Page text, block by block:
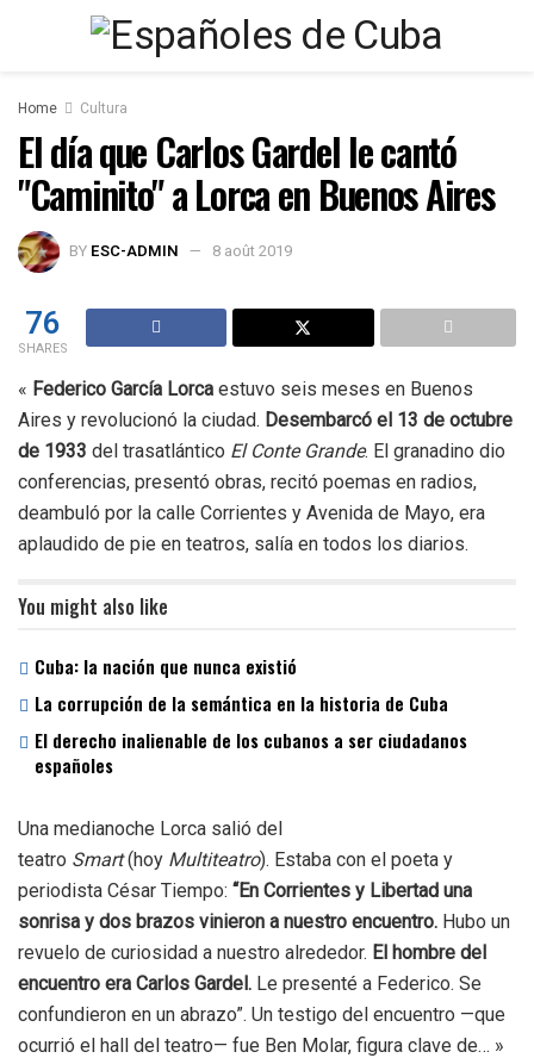
Home Cultura
El día que Carlos Gardel le cantó
"Caminito" a Lorca en Buenos Aires
BY ESC-ADMIN 8 août 2019
76
SHARES
« Federico García Lorca estuvo seis meses en Buenos
Aires y revolucionó la ciudad. Desembarcó el 13 de octubre
de 1933 del trasatlántico El Conte Grande. El granadino dio
conferencias, presentó obras, recitó poemas en radios,
deambuló por la calle Corrientes y Avenida de Mayo, era
aplaudido de pie en teatros, salía en todos los diarios.
You might also like
Cuba: la nación que nunca existió
La corrupción de la semántica en la historia de Cuba
El derecho inalienable de los cubanos a ser ciudadanos
españoles
Una medianoche Lorca salió del
teatro Smart(hoy Multiteatro). Estaba con el poeta y
periodista César Tiempo: “En Corrientes y Libertad una
sonrisa y dos brazos vinieron a nuestro encuentro. Hubo un
revuelo de curiosidad a nuestro alrededor. El hombre del
encuentro era Carlos Gardel. Le presenté a Federico. Se
confundieron en un abrazo”. Un testigo del encuentro —que
ocurrió el hall del teatro— fue Ben Molar, figura clave de… »